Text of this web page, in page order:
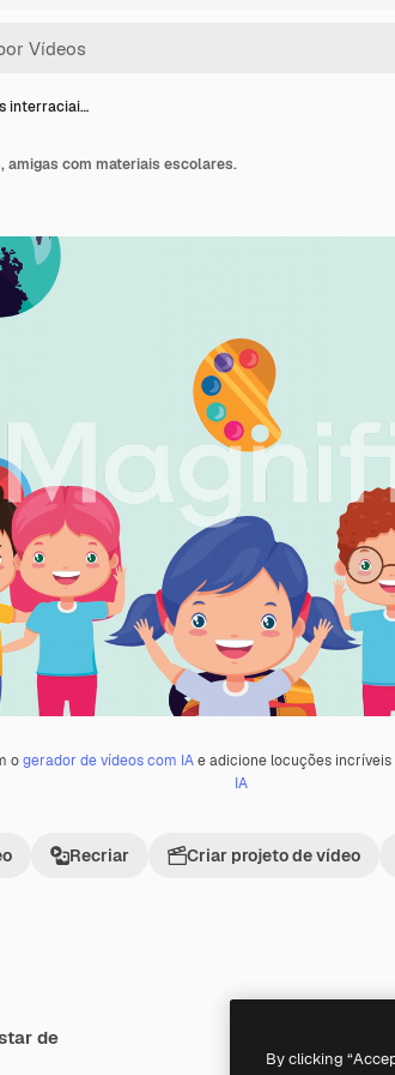
interraciai…
ogerador de vídeos com IAe adicione locuções
IA
Recriar Criar projeto de vídeo
amigas com materiais escolares.
de
By clicking